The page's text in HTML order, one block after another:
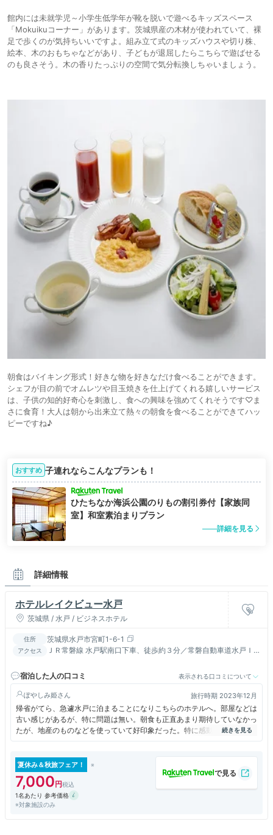
館内には未就学児～小学生低学年が靴を脱いで遊べるキッズスペース
「Mokuikuコーナー」があります。茨城県産の木材が使われていて、裸
足で歩くのが気持ちいいですよ。組み立て式のキッズハウスや切り株、
絵本、木のおもちゃなどがあり、子どもが退屈したらこちらで遊ばせる
のも良さそう。木の香りたっぷりの空間で気分転換しちゃいましょう。
朝食はバイキング形式！好きな物を好きなだけ食べることができます。
シェフが目の前でオムレツや目玉焼きを仕上げてくれる嬉しいサービス
は、子供の知的好奇心を刺激し、食への興味を強めてくれそうです♡ま
さに食育！大人は朝から出来立て熱々の朝食を食べることができてハッ
ピーですね♪
おすすめ 子連れならこんなプランも！
ひたちなか海浜公園のりもの割引券付【家族同
室】和室素泊まりプラン
詳細を見る
詳細情報
ホテルレイクビュー水戸
茨城県 / 水戸 / ビジネスホテル
住所 茨城県水戸市宮町1-6-1
アクセス
ＪＲ常磐線 水戸駅南口下車、徒歩約３分／常磐自動車道水戸Ｉ
宿泊した人の口コミ
表示される口コミについて
ぽやしみ姫 旅行時期 2023年12月
帰省がてら、急遽水戸に泊まることになりこちらのホテルへ。部屋などは
古い感じがあるが、特に問題は無い。朝食も正直あまり期待していなかっ
たが、地産のものなどを使っていて好印象だった。特に感動したのが小美
玉ヨーグルト。かつて茨城に住んでいたのに、知らなかったのだ。
夏休み＆秋旅フェア！
7,000
1名あたり 参考価格
※対象施設のみ